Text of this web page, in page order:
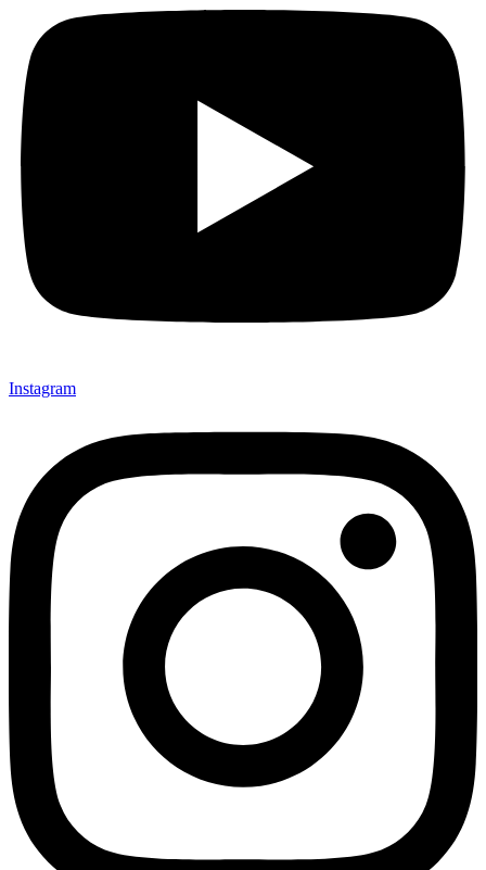
Instagram